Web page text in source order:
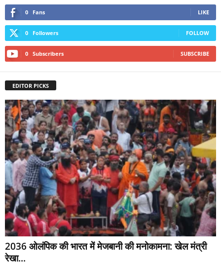
0 Fans LIKE
0 Followers FOLLOW
0 Subscribers SUBSCRIBE
EDITOR PICKS
2036 ओलंपिक की भारत में मेजबानी की मनोकामना: खेल मंत्री
रेखा...